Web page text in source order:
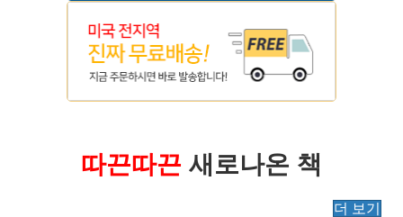
따끈따끈 새로나온 책
더 보기